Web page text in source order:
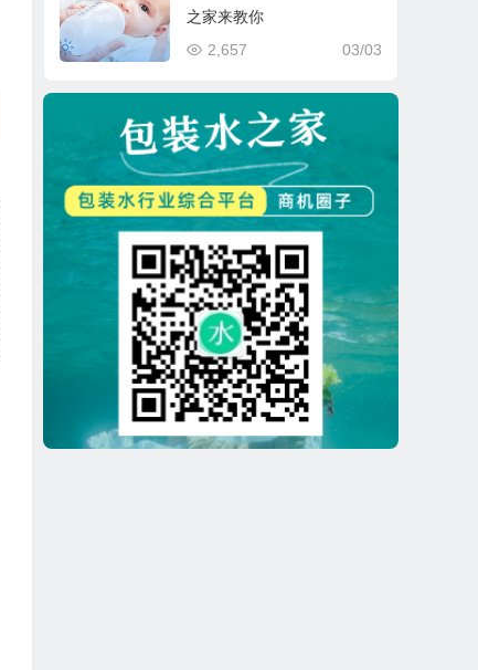
之家来教你
03/03
2,657